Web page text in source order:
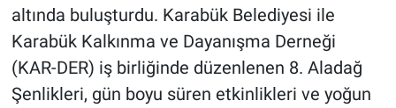
altında buluşturdu. Karabük Belediyesi ile
Karabük Kalkınma ve Dayanışma Derneği
(KAR-DER) iş birliğinde düzenlenen 8. Aladağ
Şenlikleri, gün boyu süren etkinlikleri ve yoğun